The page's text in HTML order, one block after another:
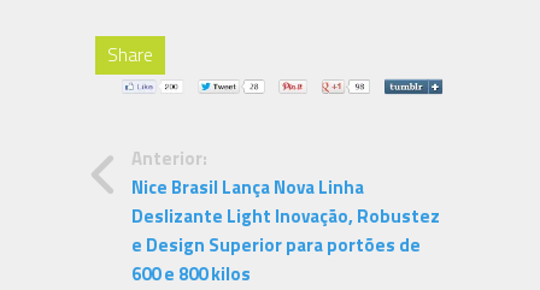
Share
Anterior:
Nice Brasil Lança Nova Linha
Deslizante Light Inovação, Robustez
e Design Superior para portões de
600 e 800 kilos